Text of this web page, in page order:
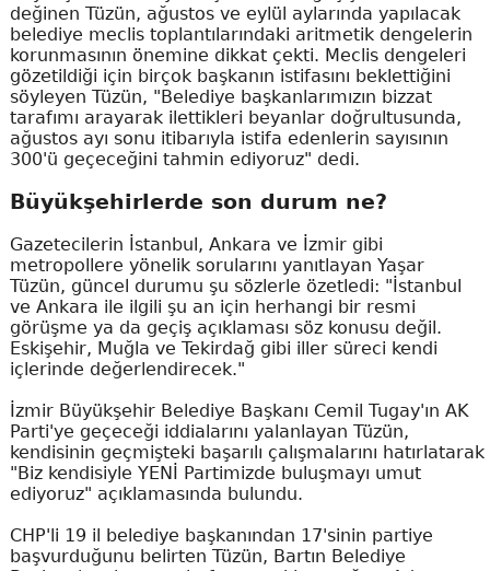
değinen Tüzün, ağustos ve eylül aylarında yapılacak
belediye meclis toplantılarındaki aritmetik dengelerin
korunmasının önemine dikkat çekti. Meclis dengeleri
gözetildiği için birçok başkanın istifasını beklettiğini
söyleyen Tüzün, "Belediye başkanlarımızın bizzat
tarafımı arayarak ilettikleri beyanlar doğrultusunda,
ağustos ayı sonu itibarıyla istifa edenlerin sayısının
300'ü geçeceğini tahmin ediyoruz" dedi.
Büyükşehirlerde son durum ne?
Gazetecilerin İstanbul, Ankara ve İzmir gibi
metropollere yönelik sorularını yanıtlayan Yaşar
Tüzün, güncel durumu şu sözlerle özetledi: "İstanbul
ve Ankara ile ilgili şu an için herhangi bir resmi
görüşme ya da geçiş açıklaması söz konusu değil.
Eskişehir, Muğla ve Tekirdağ gibi iller süreci kendi
içlerinde değerlendirecek."
İzmir Büyükşehir Belediye Başkanı Cemil Tugay'ın AK
Parti'ye geçeceği iddialarını yalanlayan Tüzün,
kendisinin geçmişteki başarılı çalışmalarını hatırlatarak
"Biz kendisiyle YENİ Partimizde buluşmayı umut
ediyoruz" açıklamasında bulundu.
CHP'li 19 il belediye başkanından 17'sinin partiye
başvurduğunu belirten Tüzün, Bartın Belediye